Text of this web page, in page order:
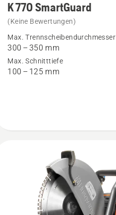
Details
K 770
SmartGuard
anzeigen
K 770 SmartGuard
(Keine Bewertungen)
Max. Trennscheibendurchmesser
300 – 350 mm
Max. Schnitttiefe
100 – 125 mm